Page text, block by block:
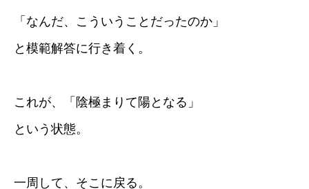
「なんだ、こういうことだったのか」
と模範解答に行き着く。
これが、「陰極まりて陽となる」
という状態。
一周して、そこに戻る。